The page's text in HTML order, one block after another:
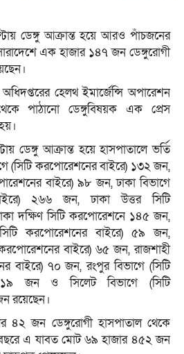
ডেঙ্গু আক্রান্ত হয়ে আরও পাঁচজনের
এক হাজার ১৪৭ জন ডেঙ্গুরোগী
অধিদপ্তরের হেলথ ইমার্জেন্সি অপারেশন
পাঠানো ডেঙ্গুবিষয়ক এক প্রেস
ডেঙ্গু আক্রান্ত হয়ে হাসপাতালে ভর্তি
(সিটি করপোরেশনের বাইরে) ১৩২ জন,
বাইরে) ৯৮ জন, ঢাকা বিভাগে
২৬৬ জন, ঢাকা উত্তর সিটি
দক্ষিণ সিটি করপোরেশনে ১৪৫ জন,
করপোরেশনের বাইরে) ৫৯ জন,
বাইরে) ৬৫ জন, রাজশাহী
বাইরে) ৭০ জন, রংপুর বিভাগে (সিটি
১৯ জন ও সিলেট বিভাগে (সিটি
রয়েছেন।
জন ডেঙ্গুরোগী হাসপাতাল থেকে
এ যাবত মোট ৬৯ হাজার ৪৫২ জন